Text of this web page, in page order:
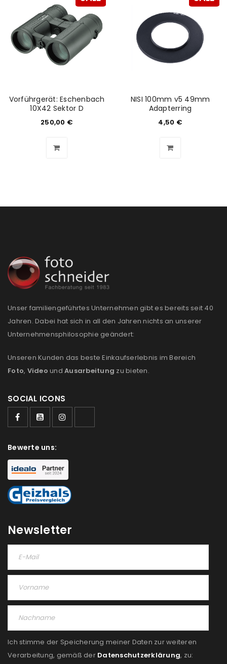
Vorführgerät: Eschenbach
10X42 Sektor D
250,00 €
NISI 100mm v5 49mm
Adapterring
4,50 €
Unser familiengeführtes Unternehmen gibt es bereits seit 40
Jahren. Dabei hat sich in all den Jahren nichts an unserer
Unternehmensphilosophie geändert:
Unseren Kunden das beste Einkaufserlebnis im Bereich
Foto, Video und Ausarbeitung zu bieten.
SOCIAL ICONS
Bewerte uns:
Newsletter
Ich stimme der Speicherung meiner Daten zur weiteren
Verarbeitung, gemäß der Datenschutzerklärung, zu: